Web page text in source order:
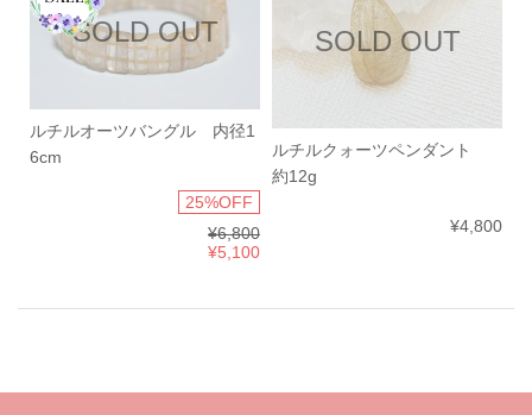
SOLD OUT
ルチルオーツバングル 内径1
6cm
25%OFF
¥6,800
¥5,100
SOLD OUT
ルチルクォーツペンダント
約12g
¥4,800